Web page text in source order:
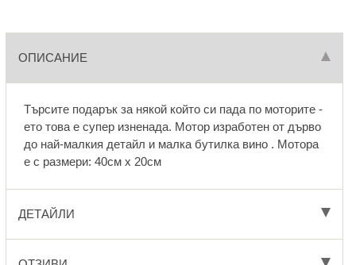
ОПИСАНИЕ
Търсите подарък за някой който си пада по моторите -
ето това е супер изненада. Мотор изработен от дърво
до най-малкия детайл и малка бутилка вино . Мотора
е с размери: 40см x 20см
ДЕТАЙЛИ